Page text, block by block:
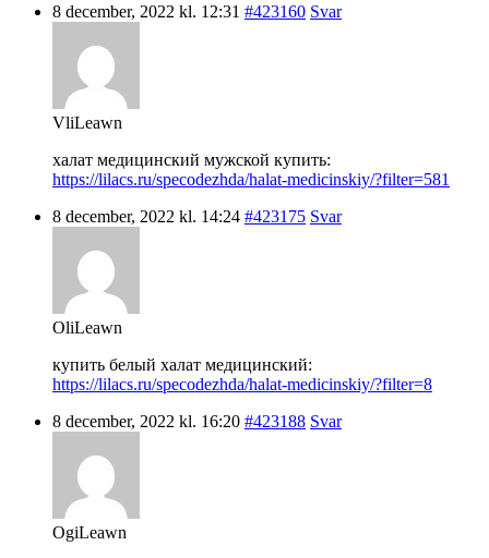
8 december, 2022 kl. 12:31 #423160 Svar
VliLeawn
халат медицинский мужской купить:
https://lilacs.ru/specodezhda/halat-medicinskiy/?filter=581
8 december, 2022 kl. 14:24 #423175 Svar
OliLeawn
купить белый халат медицинский:
https://lilacs.ru/specodezhda/halat-medicinskiy/?filter=8
8 december, 2022 kl. 16:20 #423188 Svar
OgiLeawn